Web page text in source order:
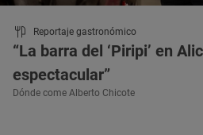
Reportaje gastronómico
“La barra del ‘Piripi’ en
espectacular”
Dónde come Alberto Chicote